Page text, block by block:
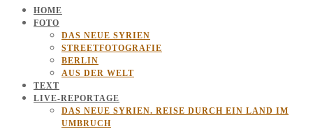
HOME
FOTO
DAS NEUE SYRIEN
STREETFOTOGRAFIE
BERLIN
AUS DER WELT
TEXT
LIVE-REPORTAGE
DAS NEUE SYRIEN. REISE DURCH EIN LAND IM
UMBRUCH